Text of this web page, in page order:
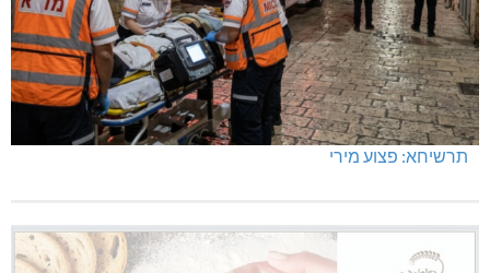
תרשיחא: פצוע מירי